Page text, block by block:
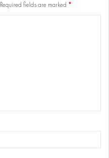
Required fields are marked *